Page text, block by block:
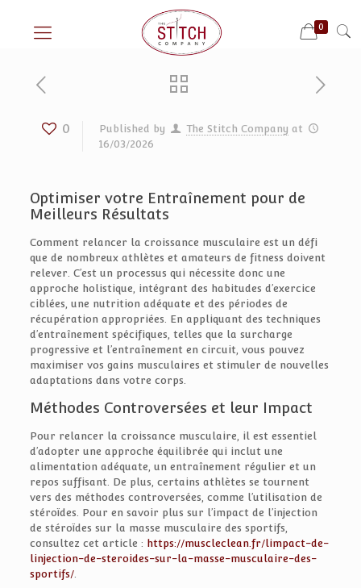
0
0 Published by The Stitch Company at
16/03/2026
Optimiser votre Entraînement pour de
Meilleurs Résultats
Comment relancer la croissance musculaire est un défi
que de nombreux athlètes et amateurs de fitness doivent
relever. C’est un processus qui nécessite donc une
approche holistique, intégrant des habitudes d’exercice
ciblées, une nutrition adéquate et des périodes de
récupération appropriées. En appliquant des techniques
d’entraînement spécifiques, telles que la surcharge
progressive et l’entraînement en circuit, vous pouvez
maximiser vos gains musculaires et stimuler de nouvelles
adaptations dans votre corps.
Méthodes Controversées et leur Impact
Pour relancer la croissance musculaire, il est essentiel
d’adopter une approche équilibrée qui inclut une
alimentation adéquate, un entraînement régulier et un
repos suffisant. De plus, certains athlètes se tournent
vers des méthodes controversées, comme l’utilisation de
stéroïdes. Pour en savoir plus sur l’impact de l’injection
de stéroïdes sur la masse musculaire des sportifs,
consultez cet article : https://muscleclean.fr/limpact-de-
linjection-de-steroides-sur-la-masse-musculaire-des-
sportifs/.